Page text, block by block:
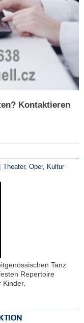
Kontaktieren
| Theater, Oper, Kultur
Tanz
Repertoire
Kinder.